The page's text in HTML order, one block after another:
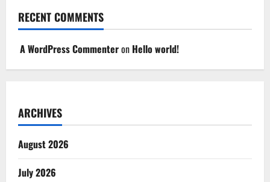
RECENT COMMENTS
A WordPress Commenteron Hello world!
ARCHIVES
August 2026
July 2026